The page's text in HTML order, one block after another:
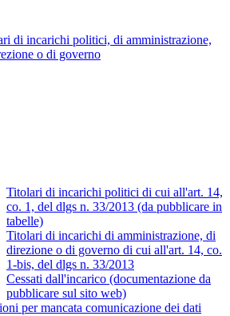
di incarichi politici, di amministrazione,
o di governo
Titolari di incarichi politici di cui all'art. 14,
co. 1, del dlgs n. 33/2013 (da pubblicare in
tabelle)
Titolari di incarichi di amministrazione, di
direzione o di governo di cui all'art. 14, co.
1-bis, del dlgs n. 33/2013
Cessati dall'incarico (documentazione da
pubblicare sul sito web)
per mancata comunicazione dei dati